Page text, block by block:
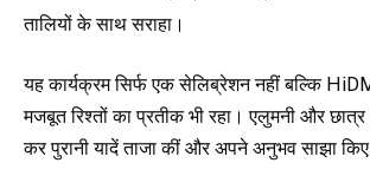
तालियों के साथ सराहा।
यह कार्यक्रम सिर्फ एक सेलिब्रेशन नहीं बल्कि
मजबूत रिश्तों का प्रतीक भी रहा। एलुमनी और
कर पुरानी यादें ताजाकीं और अपने अनुभव साझा